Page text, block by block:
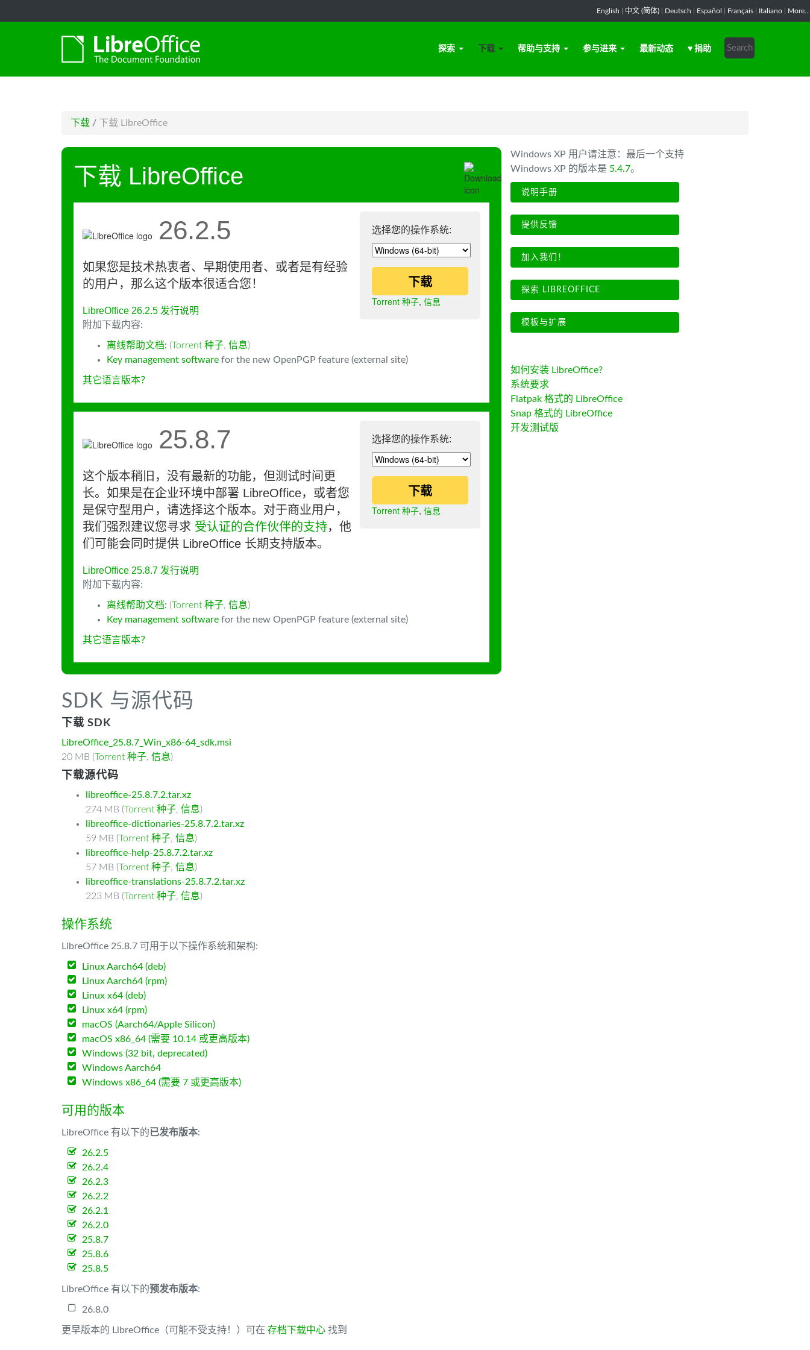
English 中文 (简体) Deutsch Español Français Italiano More...
探索 下载 帮助与支持 参与进来 最新动态 ♥ 捐助
下载 / 下载 LibreOffice
下载 LibreOffice
选择您的操作系统:
下载
Torrent 种子, 信息
26.2.5
如果您是技术热衷者、早期使用者、或者是有经验
的用户，那么这个版本很适合您！
LibreOffice 26.2.5 发行说明
附加下载内容:
离线帮助文档: (Torrent 种子, 信息)
Key management software for the new OpenPGP feature (external site)
其它语言版本？
选择您的操作系统:
下载
Torrent 种子, 信息
25.8.7
这个版本稍旧，没有最新的功能，但测试时间更
长。如果是在企业环境中部署 LibreOffice，或者您
是保守型用户，请选择这个版本。对于商业用户，
我们强烈建议您寻求 受认证的合作伙伴的支持，他
们可能会同时提供 LibreOffice 长期支持版本。
LibreOffice 25.8.7 发行说明
附加下载内容:
离线帮助文档: (Torrent 种子, 信息)
Key management software for the new OpenPGP feature (external site)
其它语言版本？
SDK 与源代码
下载 SDK
LibreOffice_25.8.7_Win_x86-64_sdk.msi
20 MB (Torrent 种子, 信息)
下载源代码
libreoffice-25.8.7.2.tar.xz
274 MB (Torrent 种子, 信息)
libreoffice-dictionaries-25.8.7.2.tar.xz
59 MB (Torrent 种子, 信息)
libreoffice-help-25.8.7.2.tar.xz
57 MB (Torrent 种子, 信息)
libreoffice-translations-25.8.7.2.tar.xz
223 MB (Torrent 种子, 信息)
操作系统
LibreOffice 25.8.7 可用于以下操作系统和架构:
Linux Aarch64 (deb)
Linux Aarch64 (rpm)
Linux x64 (deb)
Linux x64 (rpm)
macOS (Aarch64/Apple Silicon)
macOS x86_64 (需要 10.14 或更高版本)
Windows (32 bit, deprecated)
Windows Aarch64
Windows x86_64 (需要 7 或更高版本)
可用的版本
LibreOffice 有以下的已发布版本:
26.2.5
26.2.4
26.2.3
26.2.2
26.2.1
26.2.0
25.8.7
25.8.6
25.8.5
LibreOffice 有以下的预发布版本:
26.8.0
更早版本的 LibreOffice（可能不受支持！）可在 存档下载中心 找到
Windows XP 用户请注意：最后一个支持
Windows XP 的版本是 5.4.7。
说明手册
提供反馈
加入我们！
探索 LIBREOFFICE
模板与扩展
如何安装 LibreOffice?
系统要求
Flatpak 格式的 LibreOffice
Snap 格式的 LibreOffice
开发测试版